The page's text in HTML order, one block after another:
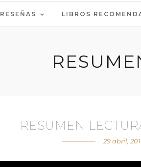
RESEÑAS LIBROS
RESUMEN
29 abril,